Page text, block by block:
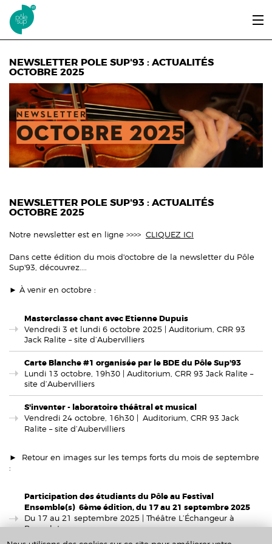
Aller au contenu principal
ÉTUDIANTS / DIPLÔMÉS
ÉCOUTER, VOIR & LIRE
INFOS PRATIQUES
NEWSLETTER POLE SUP'93 : ACTUALITÉS
OCTOBRE 2025
NEWSLETTER POLE SUP'93 : ACTUALITÉS
OCTOBRE 2025
Notre newsletter est en ligne >>>> CLIQUEZ ICI
Dans cette édition du mois d'octobre de la newsletter du Pôle
Sup'93, découvrez....
► À venir en octobre :
Masterclasse chant avec Etienne Dupuis
Vendredi 3 et lundi 6 octobre 2025 | Auditorium, CRR 93
Jack Ralite – site d’Aubervilliers
Carte Blanche #1 organisée par le BDE du Pôle Sup'93
Lundi 13 octobre, 19h30 | Auditorium, CRR 93 Jack Ralite –
site d’Aubervilliers
S'inventer - laboratoire théâtral et musical
Vendredi 24 octobre, 16h30 |
Auditorium, CRR 93 Jack
Ralite – site d’Aubervilliers
► Retour en images sur les temps forts du mois de septembre
:
Participation des étudiants du Pôle au Festival
Ensemble(s) 6ème édition, du 17 au 21 septembre 2025
Du 17 au 21 septembre 2025 | Théâtre L’Échangeur à
Bagnolet